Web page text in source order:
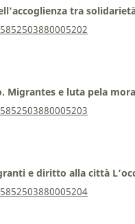
tra
e luta pela
e diritto alla città